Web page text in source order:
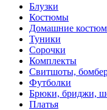
Блузки
Костюмы
Домашние
Туники
Сорочки
Комплекты
Свитшоты,
Футболки
Брюки, бриджи,
Платья